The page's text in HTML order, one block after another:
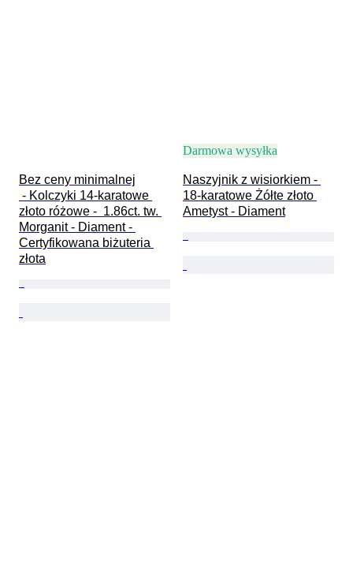
Bez ceny minimalnej
złoto różowe -  1.86ct. tw.
Morganit - Diament -
Certyfikowana biżuteria
złota
Darmowa wysyłka
Naszyjnik z wisiorkiem -
18-karatowe Żółte złoto
Ametyst - Diament